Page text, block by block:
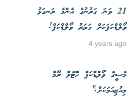
21 ވަނަ ގަރުނުގެ އެންމެ ރަނގަޅު
ވޯލްޑްކަޕަކަށް ގަތަރު ވޯލްޑްކަޕް!
4 years ago
މެސީގެ ވޯލްޑްކަޕް ހޮޓެލް ރޫމް
މިއުޒިއަމަކަށް؟